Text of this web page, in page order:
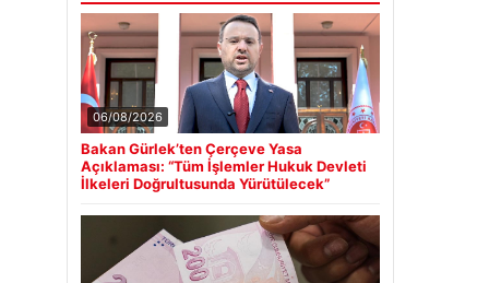
06/08/2026
Bakan Gürlek’ten Çerçeve Yasa
Açıklaması: “Tüm İşlemler Hukuk Devleti
İlkeleri Doğrultusunda Yürütülecek”